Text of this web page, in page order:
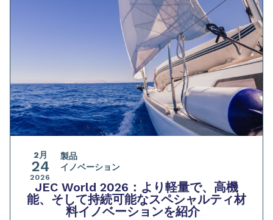
2月
24
2026
製品
イノベーション
JEC World 2026：より軽量で、高機
能、そして持続可能なスペシャルティ材
料イノベーションを紹介